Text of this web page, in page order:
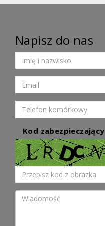
Napisz do nas
Kod zabezpieczający